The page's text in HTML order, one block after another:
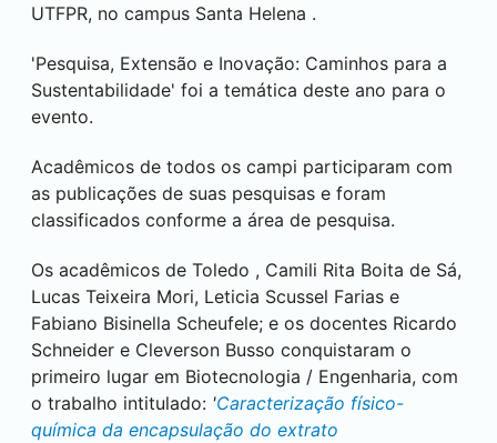
UTFPR, no campus Santa Helena .
'Pesquisa, Extensão e Inovação: Caminhos para a
Sustentabilidade' foi a temática deste ano para o
evento.
Acadêmicos de todos os campi participaram com
as publicações de suas pesquisas e foram
classificados conforme a área de pesquisa.
Os acadêmicos de Toledo , Camili Rita Boita de Sá,
Lucas Teixeira Mori, Leticia Scussel Farias e
Fabiano Bisinella Scheufele; e os docentes Ricardo
Schneider e Cleverson Busso conquistaram o
primeiro lugar em Biotecnologia / Engenharia, com
o trabalho intitulado: 'Caracterização físico-
química da encapsulação do extrato